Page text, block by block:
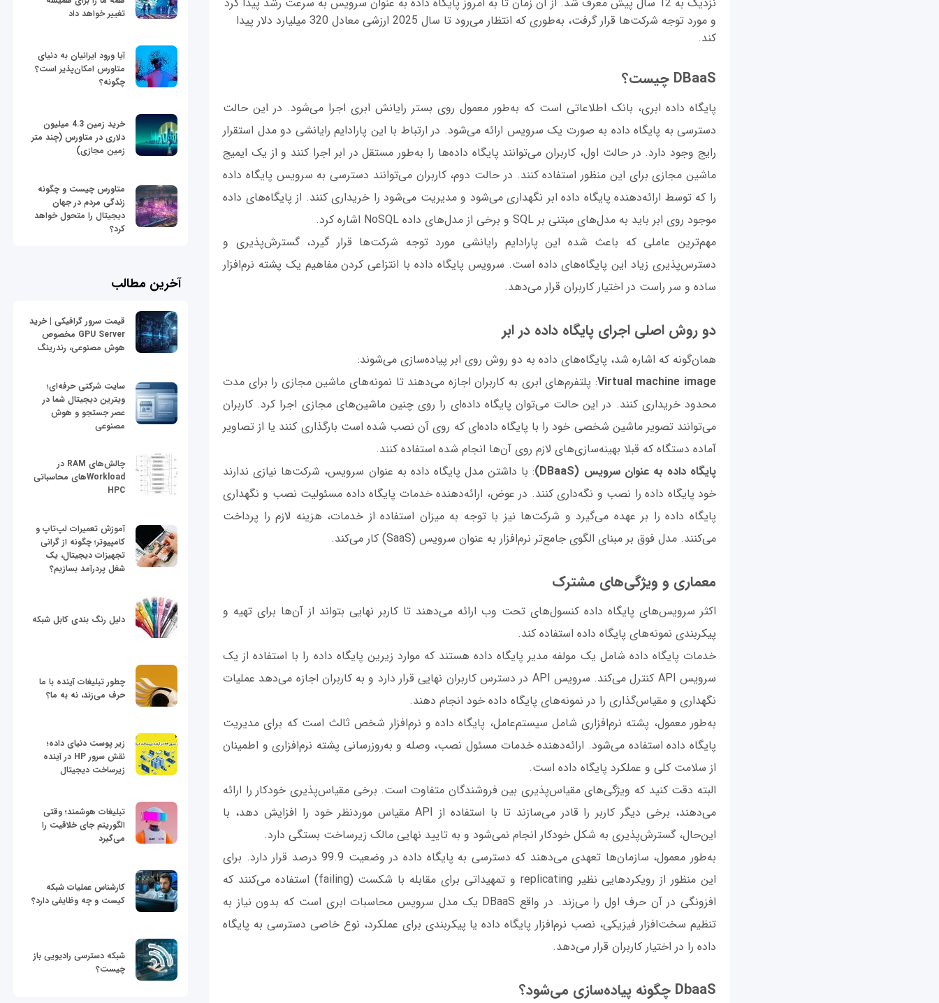
و مورد توجه شرکت‌ها قرار گرفت، به‌طوری که انتظار می‌رود تا سال 2025 ارزشی معادل 320 میلیارد دلار پیدا
کند.
DBaaS چیست؟
پایگاه داده ابری، بانک اطلاعاتی است که به‌طور معمول روی بستر رایانش ابری اجرا می‌شود. در این حالت
دسترسی به پایگاه داده به صورت یک سرویس ارائه می‌شود. در ارتباط با این پارادایم رایانشی دو مدل استقرار
رایج وجود دارد. در حالت اول، کاربران می‌توانند پایگاه داده‌ها را به‌طور مستقل در ابر اجرا کنند و از یک ایمیج
ماشین مجازی برای این منظور استفاده کنند. در حالت دوم، کاربران می‌توانند دسترسی به سرویس پایگاه داده
را که توسط ارائه‌دهنده پایگاه داده ابر نگهداری می‌شود و مدیریت می‌شود را خریداری کنند. از پایگاه‌های داده
موجود روی ابر باید به مدل‌های مبتنی بر SQL و برخی از مدل‌های داده NoSQL اشاره کرد.
مهم‌ترین عاملی که باعث شده این پارادایم رایانشی مورد توجه شرکت‌ها قرار گیرد، گسترش‌پذیری و
دسترس‌پذیری زیاد این پایگاه‌های داده است. سرویس پایگاه داده با انتزاعی کردن مفاهیم یک پشته نرم‌افزار
ساده و سر راست در اختیار کاربران قرار می‌دهد.
دو روش اصلی اجرای پایگاه داده در ابر
همان‌گونه که اشاره شد، پایگاه‌های داده به دو روش روی ابر پیاده‌سازی می‌شوند:
Virtual machine image: پلتفرم‌های ابری به کاربران اجازه می‌دهند تا نمونه‌های ماشین مجازی را برای مدت
محدود خریداری کنند. در این حالت می‌توان پایگاه داده‌ای را روی چنین ماشین‌های مجازی اجرا کرد. کاربران
می‌توانند تصویر ماشین شخصی خود را با پایگاه داده‌ای که روی آن نصب شده است بارگذاری کنند یا از تصاویر
آماده دستگاه که قبلا بهینه‌سازی‌های لازم روی آن‌ها انجام شده استفاده کنند.
پایگاه داده به عنوان سرویس (DBaaS)
: با داشتن مدل پایگاه داده به عنوان سرویس، شرکت‌ها نیازی ندارند
خود پایگاه داده را نصب و نگه‌داری کنند. در عوض، ارائه‌دهنده خدمات پایگاه داده مسئولیت نصب و نگهداری
پایگاه داده را بر عهده می‌گیرد و شرکت‌ها نیز با توجه به میزان استفاده از خدمات، هزینه لازم را پرداخت
می‌کنند. مدل فوق بر مبنای الگوی جامع‌تر نرم‌افزار به عنوان سرویس (SaaS) کار می‌کند.
معماری و ویژگی‌های مشترک
اکثر سرویس‌های پایگاه داده کنسول‌های تحت وب ارائه می‌دهند تا کاربر نهایی بتواند از آن‌ها برای تهیه و
پیکربندی نمونه‌های پایگاه داده استفاده کند.
خدمات پایگاه داده شامل یک مولفه مدیر پایگاه داده هستند که موارد زیرین پایگاه داده را با استفاده از یک
سرویس API کنترل می‌کند. سرویس API در دسترس کاربران نهایی قرار دارد و به کاربران اجازه می‌دهد عملیات
نگهداری و مقیاس‌گذاری را در نمونه‌های پایگاه داده خود انجام دهند.
به‌طور معمول، پشته نرم‌افزاری شامل سیستم‌عامل، پایگاه داده و نرم‌افزار شخص ثالث است که برای مدیریت
پایگاه داده استفاده می‌شود. ارائه‌دهنده خدمات مسئول نصب، وصله و به‌روزرسانی پشته نرم‌افزاری و اطمینان
از سلامت کلی و عملکرد پایگاه داده است.
البته دقت کنید که ویژگی‌های مقیاس‌پذیری بین فروشندگان متفاوت است. برخی مقیاس‌پذیری خودکار را ارائه
می‌دهند، برخی دیگر کاربر را قادر می‌سازند تا با استفاده از API مقیاس موردنظر خود را افزایش دهد، با
این‌حال، گسترش‌پذیری به شکل خودکار انجام نمی‌شود و به تایید نهایی مالک زیرساخت بستگی دارد.
به‌طور معمول، سازمان‌ها تعهدی می‌دهند که دسترسی به پایگاه داده در وضعیت 99.9 درصد قرار دارد. برای
این منظور از رویکردهایی نظیر replicating و تمهیداتی برای مقابله با شکست (failing) استفاده می‌کنند که
افزونگی در آن حرف اول را می‌زند. در واقع DBaaS یک مدل سرویس محاسبات ابری است که بدون نیاز به
تنظیم سخت‌افزار فیزیکی، نصب نرم‌افزار پایگاه داده یا پیکربندی برای عملکرد، نوع خاصی دسترسی به پایگاه
داده را در اختیار کاربران قرار می‌دهد.
DbaaS چگونه پیاده‌سازی ‌می‌شود؟
تغییر خواهد داد
آیا ورود ایرانیان به دنیای
متاورس امکان‌پذیر است؟
چگونه؟
خرید زمین 4.3 میلیون
دلاری در متاورس (چند متر
زمین مجازی)
متاورس چیست و چگونه
زندگی مردم در جهان
دیجیتال را متحول خواهد
کرد؟
آخرین مطالب
قیمت سرور گرافیکی | خرید
GPU Server مخصوص
هوش مصنوعی، رندرینگ
سایت شرکتی حرفه‌ای؛
ویترین دیجیتال شما در
عصر جستجو و هوش
مصنوعی
چالش‌های RAM در
Workloadهای محاسباتی
HPC
آموزش تعمیرات لپ‌تاپ و
کامپیوتر؛ چگونه از گرانی
تجهیزات دیجیتال، یک
شغل پردرآمد بسازیم؟
دلیل رنگ بندی کابل شبکه
چطور تبلیغات آینده با ما
حرف می‌زند، نه به ما؟
زیر پوست دنیای داده؛
نقش سرور HP در آینده
زیرساخت دیجیتال
تبلیغات هوشمند؛ وقتی
الگوریتم جای خلاقیت را
می‌گیرد
کارشناس عملیات شبکه
کیست و چه وظایفی دارد؟
شبکه دسترسی رادیویی باز
چیست؟